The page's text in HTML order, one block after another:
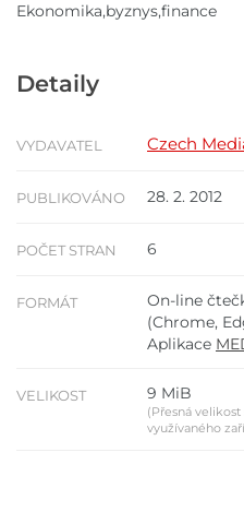
Ekonomika,byznys,finance
Detaily
VYDAVATEL Czech
PUBLIKOVÁNO 28. 2. 2012
POČET STRAN 6
FORMÁT
On-line
(Chrome,
Aplikace
VELIKOST 9 MiB
(Přesná
využívaného